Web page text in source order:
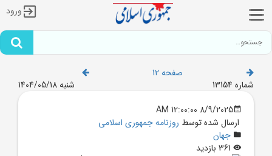
ورود
صفحه 12
شماره 13154
شنبه 1404/05/18
8/9/2025 12:00:00 AM
ارسال شده توسط روزنامه جمهوری اسلامی
جهان